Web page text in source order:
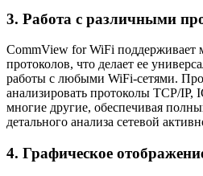
3. Работа с различными
CommView for WiFi поддерживает
протоколов, что делает ее
работы с любыми WiFi-сетями.
анализировать протоколы TCP/IP,
многие другие, обеспечивая
детального анализа сетевой
4. Графическое